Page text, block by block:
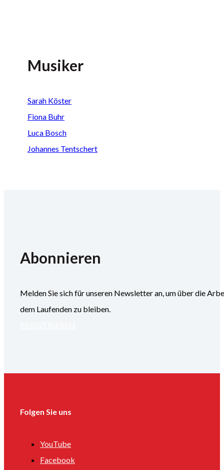
Musiker
Sarah Köster
Fiona Buhr
Luca Bosch
Johannes Tentschert
Abonnieren
Melden Sie sich für unseren Newsletter an, um über die
dem Laufenden zu bleiben.
Folgen Sie uns
YouTube
Facebook